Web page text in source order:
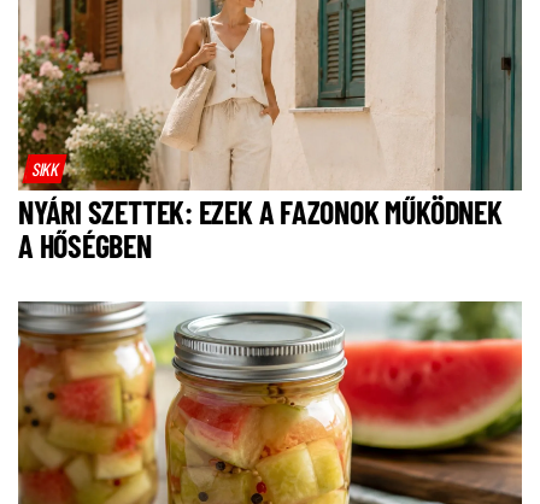
SIKK
NYÁRI SZETTEK: EZEK A FAZONOK MŰKÖDNEK
A HŐSÉGBEN